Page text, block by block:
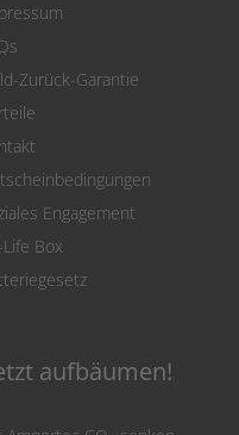
Zurück-Garantie
Engagement
Life Box
aufbäumen!